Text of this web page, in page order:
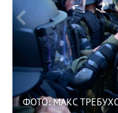
ФОТО: МАКС